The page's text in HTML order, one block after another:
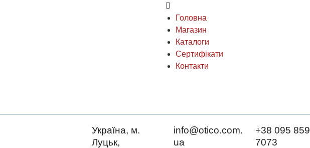
Головна
Магазин
Каталоги
Сертифікати
Контакти
Україна, м.
Луцьк,
info@otico.com.
ua
+38 095 859
7073